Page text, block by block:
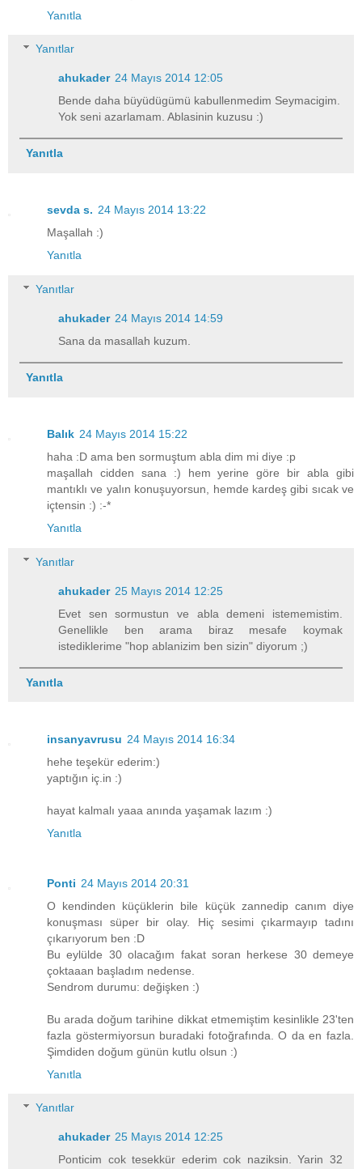
Yanıtla
Yanıtlar
ahukader 24 Mayıs 2014 12:05
Bende daha büyüdügümü kabullenmedim Seymacigim.
Yok seni azarlamam. Ablasinin kuzusu :)
Yanıtla
sevda s. 24 Mayıs 2014 13:22
Maşallah :)
Yanıtla
Yanıtlar
ahukader 24 Mayıs 2014 14:59
Sana da masallah kuzum.
Yanıtla
Balık 24 Mayıs 2014 15:22
haha :D ama ben sormuştum abla dim mi diye :p
maşallah cidden sana :) hem yerine göre bir abla gibi
mantıklı ve yalın konuşuyorsun, hemde kardeş gibi sıcak ve
içtensin :) :-*
Yanıtla
Yanıtlar
ahukader 25 Mayıs 2014 12:25
Evet sen sormustun ve abla demeni istememistim.
Genellikle ben arama biraz mesafe koymak
istediklerime "hop ablanizim ben sizin" diyorum ;)
Yanıtla
insanyavrusu 24 Mayıs 2014 16:34
hehe teşekür ederim:)
yaptığın iç.in :)
hayat kalmalı yaaa anında yaşamak lazım :)
Yanıtla
Ponti 24 Mayıs 2014 20:31
O kendinden küçüklerin bile küçük zannedip canım diye
konuşması süper bir olay. Hiç sesimi çıkarmayıp tadını
çıkarıyorum ben :D
Bu eylülde 30 olacağım fakat soran herkese 30 demeye
çoktaaan başladım nedense.
Sendrom durumu: değişken :)
Bu arada doğum tarihine dikkat etmemiştim kesinlikle 23'ten
fazla göstermiyorsun buradaki fotoğrafında. O da en fazla.
Şimdiden doğum günün kutlu olsun :)
Yanıtla
Yanıtlar
ahukader 25 Mayıs 2014 12:25
Ponticim cok tesekkür ederim cok naziksin. Yarin 32